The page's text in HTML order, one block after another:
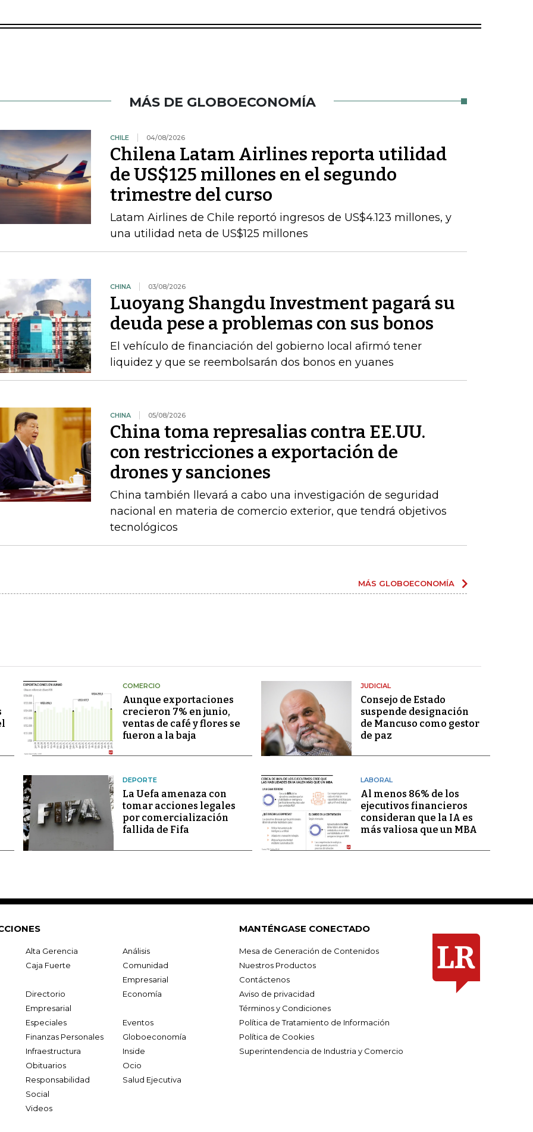
MÁS DE GLOBOECONOMÍA
CHILE 04/08/2026
Chilena Latam Airlines reporta utilidad
de US$125 millones en el segundo
trimestre del curso
Latam Airlines de Chile reportó ingresos de US$4.123 millones, y
una utilidad neta de US$125 millones
CHINA 03/08/2026
Luoyang Shangdu Investment pagará su
deuda pese a problemas con sus bonos
El vehículo de financiación del gobierno local afirmó tener
liquidez y que se reembolsarán dos bonos en yuanes
CHINA 05/08/2026
China toma represalias contra EE.UU.
con restricciones a exportación de
drones y sanciones
China también llevará a cabo una investigación de seguridad
nacional en materia de comercio exterior, que tendrá objetivos
tecnológicos
MÁS GLOBOECONOMÍA
COMERCIO
Aunque exportaciones
crecieron 7% en junio,
ventas de café y flores se
fueron a la baja
JUDICIAL
Consejo de Estado
suspende designación
de Mancuso como gestor
de paz
DEPORTE
La Uefa amenaza con
tomar acciones legales
por comercialización
fallida de Fifa
LABORAL
Al menos 86% de los
ejecutivos financieros
consideran que la IA es
más valiosa que un MBA
Alta Gerencia
Análisis
Caja Fuerte
Comunidad
Empresarial
Directorio
Empresarial
Economía
Especiales
Eventos
Finanzas Personales
Globoeconomía
Infraestructura
Inside
Obituarios
Ocio
Responsabilidad
Social
Salud Ejecutiva
Videos
MANTÉNGASE CONECTADO
Mesa de Generación de Contenidos
Nuestros Productos
Contáctenos
Aviso de privacidad
Términos y Condiciones
Política de Tratamiento de Información
Política de Cookies
Superintendencia de Industria y Comercio